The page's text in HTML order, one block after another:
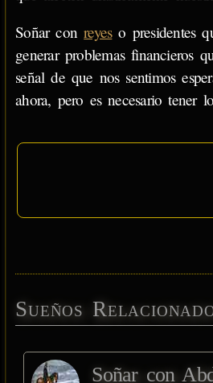
Soñar conreyeso presidentes
generar problemas financieros
señal de que nos sentimos
ahora, pero es necesario tener
Sueños
Soñar con